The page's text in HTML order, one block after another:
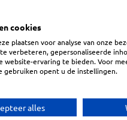
door:
cookies
plaatsen voor analyse van onze
verbeteren, gepersonaliseerde
website-ervaring te bieden. Voor
gebruiken opent u de instellingen.
alles